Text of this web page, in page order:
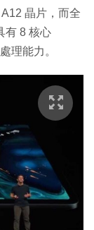
晶片，而全
有 8 核心
理能力。